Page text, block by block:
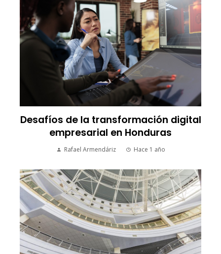
Desafíos de la transformación digital
empresarial en Honduras
Rafael Armendáriz Hace 1 año